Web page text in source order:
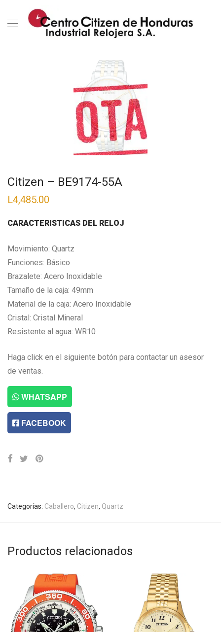
Citizen – BE9174-55A
L4,485.00
CARACTERISTICAS DEL RELOJ
Movimiento: Quartz
Funciones: Básico
Brazalete: Acero Inoxidable
Tamaño de la caja: 49mm
Material de la caja: Acero Inoxidable
Cristal: Cristal Mineral
Resistente al agua: WR10
Haga click en el siguiente botón para contactar un asesor
de ventas.
WHATSAPP
FACEBOOK
Categorías: Caballero, Citizen, Quartz
Productos relacionados